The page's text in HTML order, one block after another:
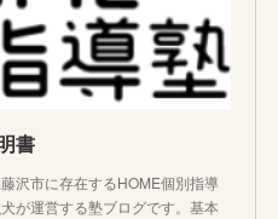
書
沢市に存在するHOME個別指導
が運営する塾ブログです。基本